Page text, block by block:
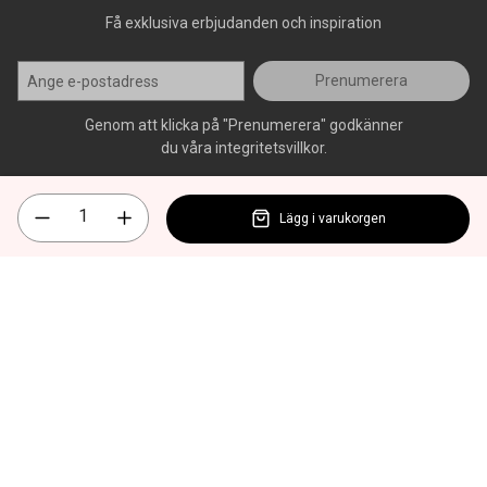
Få exklusiva erbjudanden och inspiration
Prenumerera
Genom att klicka på "Prenumerera" godkänner
du våra integritetsvillkor.
Lägg i varukorgen